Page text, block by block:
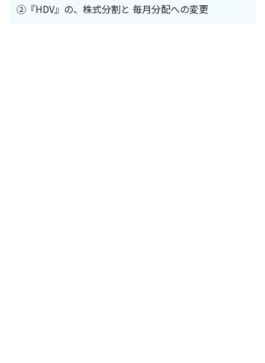
②『HDV』の、株式分割と 毎月分配への変更